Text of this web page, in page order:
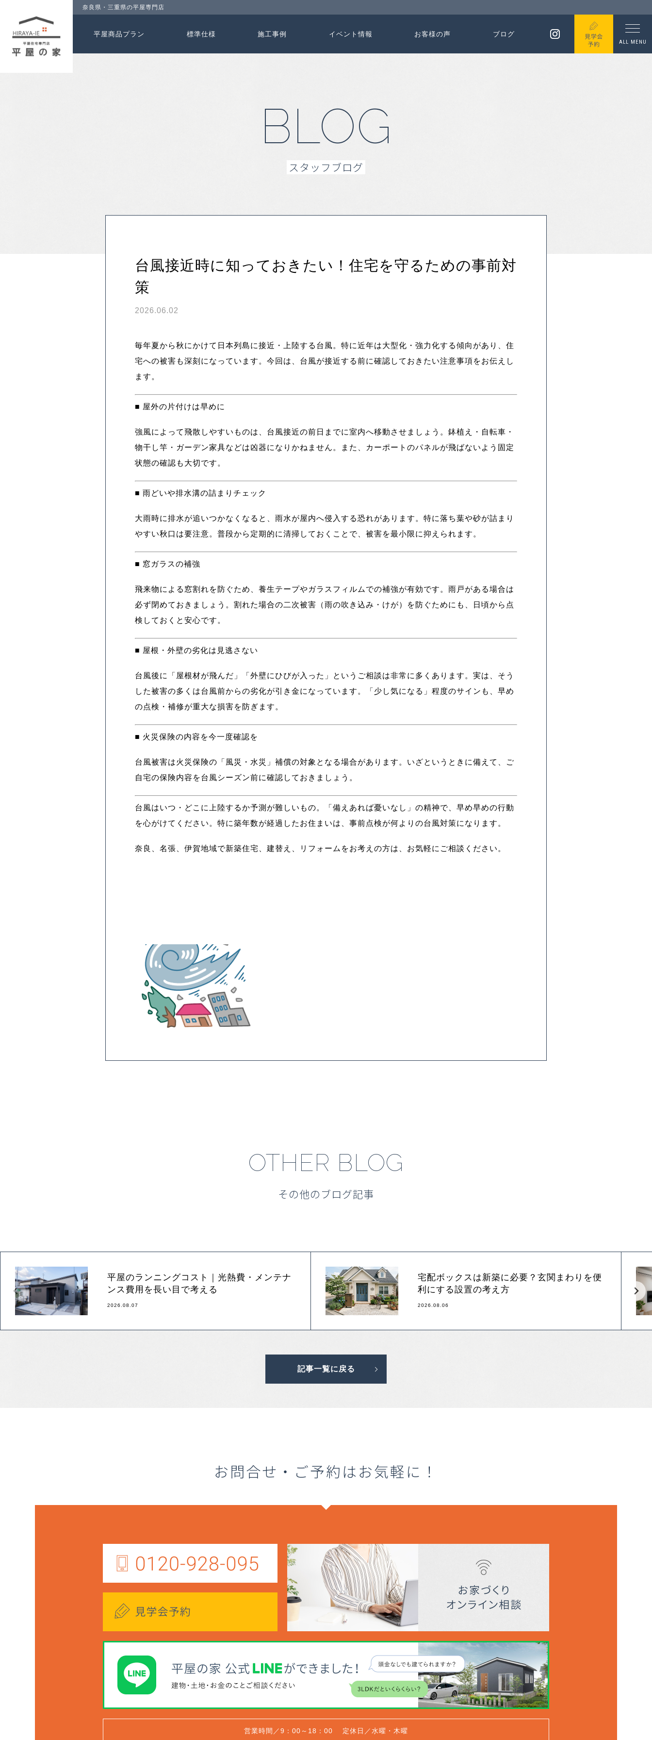
奈良県・三重県の平屋専門店
平屋商品プラン 標準仕様 施工事例 イベント情報 お客様の声 ブログ
ALL MENU
BLOG
スタッフブログ
台風接近時に知っておきたい！住宅を守るための事前対
策
2026.06.02
毎年夏から秋にかけて日本列島に接近・上陸する台風。特に近年は大型化・強力化する傾向があり、住
宅への被害も深刻になっています。今回は、台風が接近する前に確認しておきたい注意事項をお伝えし
ます。
■ 屋外の片付けは早めに
強風によって飛散しやすいものは、台風接近の前日までに室内へ移動させましょう。鉢植え・自転車・
物干し竿・ガーデン家具などは凶器になりかねません。また、カーポートのパネルが飛ばないよう固定
状態の確認も大切です。
■ 雨どいや排水溝の詰まりチェック
大雨時に排水が追いつかなくなると、雨水が屋内へ侵入する恐れがあります。特に落ち葉や砂が詰まり
やすい秋口は要注意。普段から定期的に清掃しておくことで、被害を最小限に抑えられます。
■ 窓ガラスの補強
飛来物による窓割れを防ぐため、養生テープやガラスフィルムでの補強が有効です。雨戸がある場合は
必ず閉めておきましょう。割れた場合の二次被害（雨の吹き込み・けが）を防ぐためにも、日頃から点
検しておくと安心です。
■ 屋根・外壁の劣化は見逃さない
台風後に「屋根材が飛んだ」「外壁にひびが入った」というご相談は非常に多くあります。実は、そう
した被害の多くは台風前からの劣化が引き金になっています。「少し気になる」程度のサインも、早め
の点検・補修が重大な損害を防ぎます。
■ 火災保険の内容を今一度確認を
台風被害は火災保険の「風災・水災」補償の対象となる場合があります。いざというときに備えて、ご
自宅の保険内容を台風シーズン前に確認しておきましょう。
台風はいつ・どこに上陸するか予測が難しいもの。「備えあれば憂いなし」の精神で、早め早めの行動
を心がけてください。特に築年数が経過したお住まいは、事前点検が何よりの台風対策になります。
奈良、名張、伊賀地域で新築住宅、建替え、リフォームをお考えの方は、お気軽にご相談ください。
OTHER BLOG
その他のブログ記事
平屋のランニングコスト｜光熱費・メンテナ
ンス費用を長い目で考える
2026.08.07
宅配ボックスは新築に必要？玄関まわりを便
利にする設置の考え方
2026.08.06
記事一覧に戻る
お問合せ・ご予約はお気軽に！
営業時間／9：00～18：00 定休日／水曜・木曜